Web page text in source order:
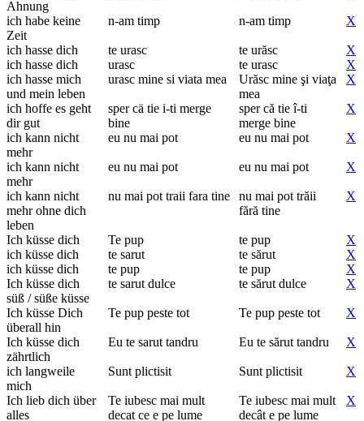
Ahnung
ich habe keine
Zeit
n-am timp n-am timp X
ich hasse dich te urasc te urăsc
X
ich hasse dich
urasc te urasc
X
ich hasse mich
und mein leben
urasc mine si viata mea
Urăsc mine şi viaţa
mea
X
ich hoffe es geht
dir gut
sper cä tie i-ti merge
bine
sper că tie î-ti
merge bine
X
ich kann nicht
mehr
eu nu mai pot eu nu mai pot X
ich kann nicht
mehr
eu nu mai pot eu nu mai pot X
ich kann nicht
mehr ohne dich
leben
nu mai pot traii fara tine
nu mai pot trăii
fără tine
X
Ich küsse dich Te pup te pup
X
ich küsse dich
te sarut te sărut
X
ich küsse dich
te pup te pup
X
Ich küsse dich
süß / süße küsse
te sarut dulce te sărut dulce X
Ich küsse Dich
überall hin
Te pup peste tot Te pup peste tot X
Ich küsse dich
zährtlich
Eu te sarut tandru Eu te sărut tandru X
ich langweile
mich
Sunt plictisit Sunt plictisit X
Ich lieb dich über
alles
Te iubesc mai mult
decat ce e pe lume
Te iubesc mai mult
decât e pe lume
X